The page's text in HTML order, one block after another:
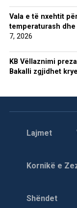
Vala e të nxehtit
temperaturash
7, 2026
KB Vëllaznimi
Bakalli zgjidhet
Lajmet
Kornikë e
Shëndet